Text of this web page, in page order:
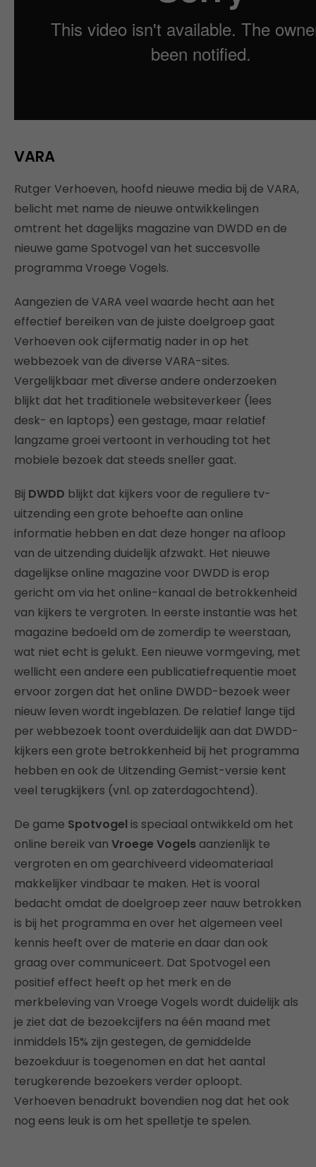
VARA
Rutger Verhoeven, hoofd nieuwe media bij de VARA,
belicht met name de nieuwe ontwikkelingen
omtrent het dagelijks magazine van DWDD en de
nieuwe game Spotvogel van het succesvolle
programma Vroege Vogels.
Aangezien de VARA veel waarde hecht aan het
effectief bereiken van de juiste doelgroep gaat
Verhoeven ook cijfermatig nader in op het
webbezoek van de diverse VARA-sites.
Vergelijkbaar met diverse andere onderzoeken
blijkt dat het traditionele websiteverkeer (lees
desk- en laptops) een gestage, maar relatief
langzame groei vertoont in verhouding tot het
mobiele bezoek dat steeds sneller gaat.
Bij DWDD blijkt dat kijkers voor de reguliere tv-
uitzending een grote behoefte aan online
informatie hebben en dat deze honger na afloop
van de uitzending duidelijk afzwakt. Het nieuwe
dagelijkse online magazine voor DWDD is erop
gericht om via het online-kanaal de betrokkenheid
van kijkers te vergroten. In eerste instantie was het
magazine bedoeld om de zomerdip te weerstaan,
wat niet echt is gelukt. Een nieuwe vormgeving, met
wellicht een andere een publicatiefrequentie moet
ervoor zorgen dat het online DWDD-bezoek weer
nieuw leven wordt ingeblazen. De relatief lange tijd
per webbezoek toont overduidelijk aan dat DWDD-
kijkers een grote betrokkenheid bij het programma
hebben en ook de Uitzending Gemist-versie kent
veel terugkijkers (vnl. op zaterdagochtend).
De game Spotvogel is speciaal ontwikkeld om het
online bereik van Vroege Vogels aanzienlijk te
vergroten en om gearchiveerd videomateriaal
makkelijker vindbaar te maken. Het is vooral
bedacht omdat de doelgroep zeer nauw betrokken
is bij het programma en over het algemeen veel
kennis heeft over de materie en daar dan ook
graag over communiceert. Dat Spotvogel een
positief effect heeft op het merk en de
merkbeleving van Vroege Vogels wordt duidelijk als
je ziet dat de bezoekcijfers na één maand met
inmiddels 15% zijn gestegen, de gemiddelde
bezoekduur is toegenomen en dat het aantal
terugkerende bezoekers verder oploopt.
Verhoeven benadrukt bovendien nog dat het ook
nog eens leuk is om het spelletje te spelen.